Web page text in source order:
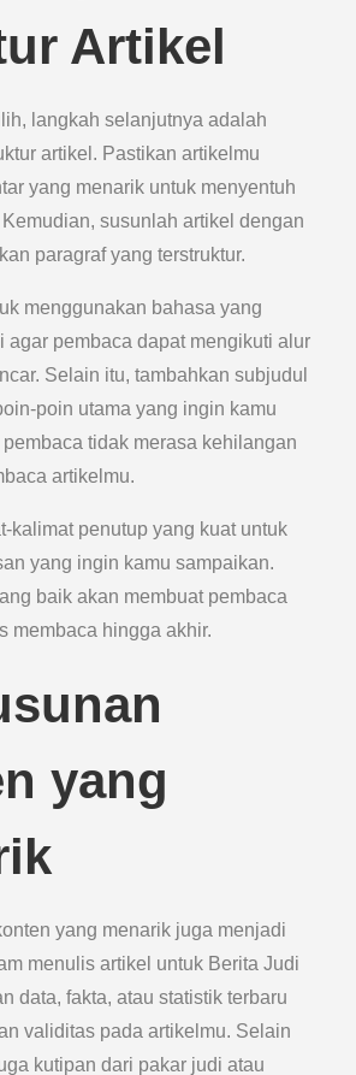
Artikel
langkah selanjutnya adalah
artikel. Pastikan artikelmu
yang menarik untuk menyentuh
susunlah artikel dengan
paragraf yang terstruktur.
menggunakan bahasa yang
agar pembaca dapat mengikuti alur
Selain itu, tambahkan subjudul
poin utama yang ingin kamu
tidak merasa kehilangan
artikelmu.
kalimat penutup yang kuat untuk
yang ingin kamu sampaikan.
baik akan membuat pembaca
membaca hingga akhir.
yang
yang menarik juga menjadi
menulis artikel untuk Berita Judi
data, fakta, atau statistik terbaru
validitas pada artikelmu. Selain
kutipan dari pakar judi atau